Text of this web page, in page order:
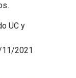
UC y
11/2021